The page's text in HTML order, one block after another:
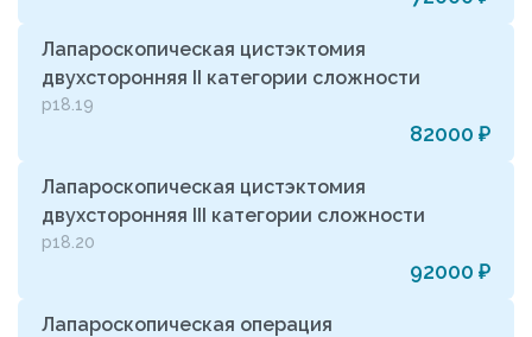
Лапароскопическая цистэктомия
двухсторонняя II категории сложности
р18.19
82000 ₽
Лапароскопическая цистэктомия
двухсторонняя III категории сложности
р18.20
92000 ₽
Лапароскопическая операция